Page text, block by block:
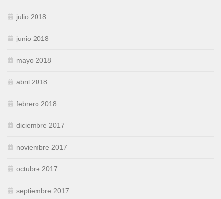
julio 2018
junio 2018
mayo 2018
abril 2018
febrero 2018
diciembre 2017
noviembre 2017
octubre 2017
septiembre 2017